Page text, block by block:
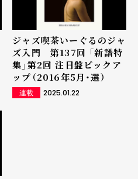
ジャズ喫茶いーぐるのジャ
ズ入門 第137回 「新譜特
集」第2回 注目盤ピックア
ップ（2016年5月・選）
連載 2025.01.22